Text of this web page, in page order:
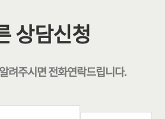
상담신청
려주시면전화연락드립니다.